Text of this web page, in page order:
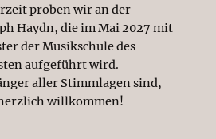
proben wir an der
Haydn, die im Mai 2027 mit
der Musikschule des
aufgeführt wird.
aller Stimmlagen sind,
willkommen!